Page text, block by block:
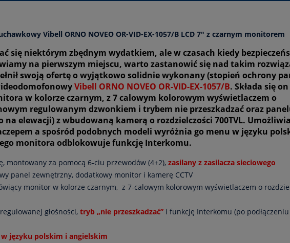
Vibell ORNO NOVEO OR-VID-EX-1057/B LCD 7" z czarnym monitorem
się niektórym zbędnym wydatkiem, ale w czasach kiedy
na pierwszym miejscu, warto zastanowić się nad takim
swoją ofertę o wyjątkowo solidnie wykonany (stopień ochrony
Vibell ORNO NOVEO OR-VID-EX-1057/B. Składa się
w kolorze czarnym, z 7 calowym kolorowym wyświetlaczem o
regulowanym dzwonkiem i trybem nie przeszkadzać oraz
elewacji) z wbudowaną kamerą o rozdzielczości 700TVL. Umożliwia
a spośród podobnych modeli wyróżnia go menu w języku
monitora odblokowuje funkcję Interkomu.
montowany za pomocą 6-ciu przewodów (4+2), zasilany z zasilacza sieciowego
panel zewnętrzny, dodatkowy monitor i kamerę CCTV
monitor w kolorze czarnym, z 7-calowym kolorowym wyświetlaczem o
głośności, tryb „nie przeszkadzać” i funkcję Interkomu (po podłączeniu
języku polskim i angielskim